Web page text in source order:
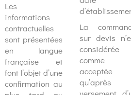
Les
informations
contractuelles
sont présentées
en langue
française et
font l’objet d’une
confirmation au
La
sur devis
considérée
comme
acceptée
qu’après